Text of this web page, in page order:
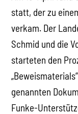
statt, der zu
verkam. Der
Schmid und die
starteten den
genannten
Funke-